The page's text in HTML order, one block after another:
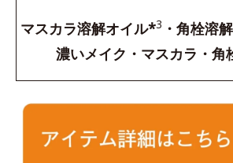
マスカラ溶解オイル*3 ・角栓溶
濃いメイク・マスカラ・角